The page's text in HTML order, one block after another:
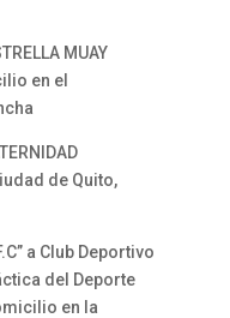
MUAY
en el
de Quito,
a Club Deportivo
del Deporte
en la